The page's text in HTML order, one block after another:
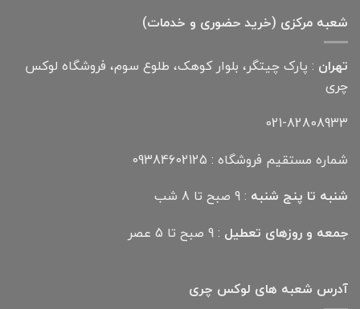
شعبه مرکزی (خرید حضوری و خدمات)
تهران : پارک چیتگر، بلوار کوهک، طلوع سوم، فروشگاه لوکس
چری
021-82808933
شماره مستقیم فروشگاه : 09384602125
شنبه تا پنج شنبه : 9 صبح تا 8 شب
جمعه و روزهای تعطیل : 9 صبح تا 5 عصر
آدرس شعبه های لوکس چری